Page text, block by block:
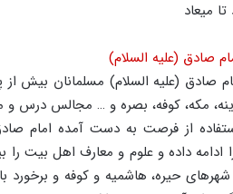
تا میعاد
صادق (علیه السلام)
صادق (علیه السلام) مسلمانان بیش
مکه، کوفه، بصره و … مجالس درس و
از فرصت به دست آمده امام
را ادامه داده و علوم و معارف اهل بیت
شهرهای حیره، هاشمیه و کوفه و